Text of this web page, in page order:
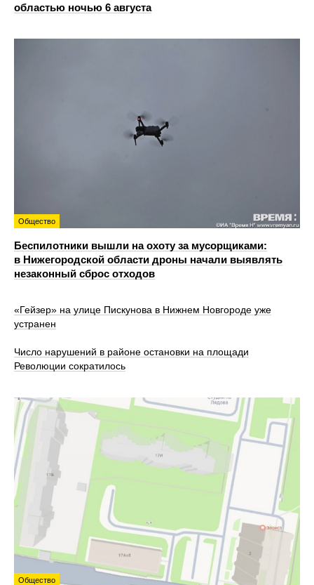
областью ночью 6 августа
Общество
Беспилотники вышли на охоту за мусорщиками:
в Нижегородской области дроны начали выявлять
незаконный сброс отходов
«Гейзер» на улице Пискунова в Нижнем Новгороде уже
устранен
Число нарушений в районе остановки на площади
Революции сократилось
Общество